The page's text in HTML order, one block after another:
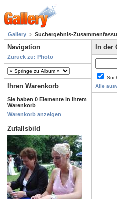
Gallery Suchergebnis-
Navigation
Zurück zu: Photo
Ihren Warenkorb
Sie haben 0 Elemente in Ihrem
Warenkorb
Warenkorb anzeigen
Zufallsbild
In der
Alle